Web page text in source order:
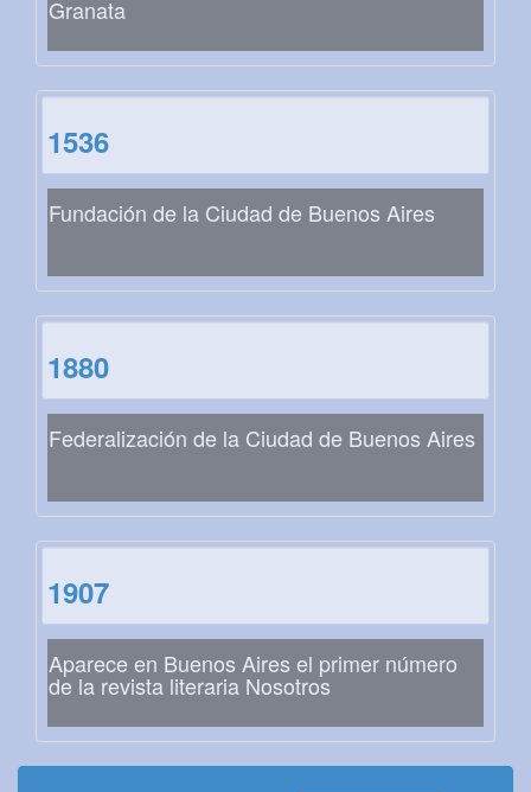
Granata
1536
Fundación de la Ciudad de Buenos Aires
1880
Federalización de la Ciudad de Buenos Aires
1907
Aparece en Buenos Aires el primer número
de la revista literaria Nosotros